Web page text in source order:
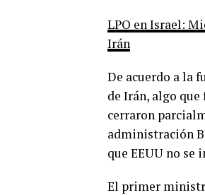
LPO en Israel:
Irán
De acuerdo a la
de Irán, algo
cerraron
administración
que EEUU no
El primer